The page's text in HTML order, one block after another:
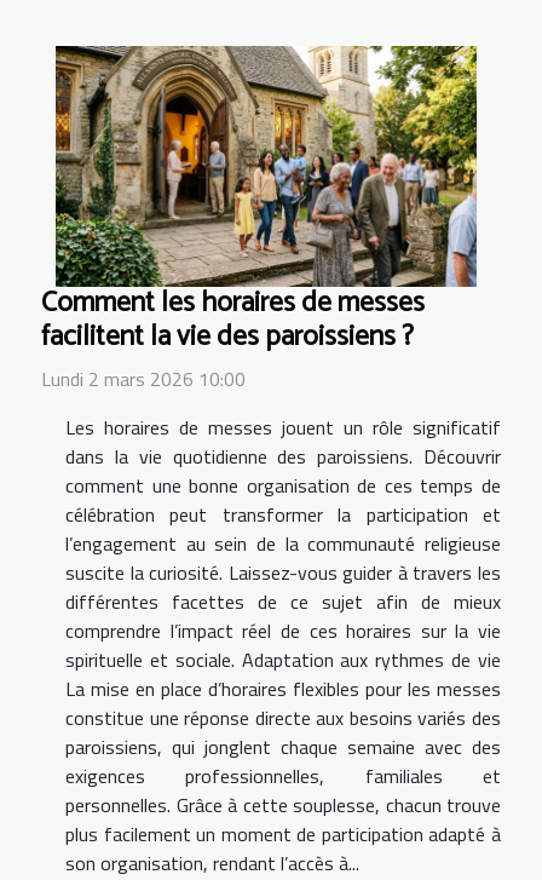
Comment les horaires de messes
facilitent la vie des paroissiens ?
Lundi 2 mars 2026 10:00
Les horaires de messes jouent un rôle significatif
dans la vie quotidienne des paroissiens. Découvrir
comment une bonne organisation de ces temps de
célébration peut transformer la participation et
l’engagement au sein de la communauté religieuse
suscite la curiosité. Laissez-vous guider à travers les
différentes facettes de ce sujet afin de mieux
comprendre l’impact réel de ces horaires sur la vie
spirituelle et sociale. Adaptation aux rythmes de vie
La mise en place d’horaires flexibles pour les messes
constitue une réponse directe aux besoins variés des
paroissiens, qui jonglent chaque semaine avec des
exigences professionnelles, familiales et
personnelles. Grâce à cette souplesse, chacun trouve
plus facilement un moment de participation adapté à
son organisation, rendant l’accès à...